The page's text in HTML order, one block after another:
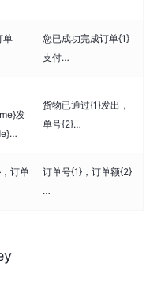
单
您已成功完成订单{1}
支付…
发
货物已通过{1}发出，
单号{2}…
订单
订单号{1}，订单额{2}
…